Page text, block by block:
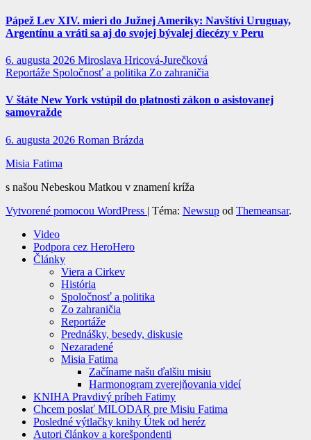
Pápež Lev XIV. mieri do Južnej Ameriky: Navštívi Uruguay,
Argentínu a vráti sa aj do svojej bývalej diecézy v Peru
6. augusta 2026 Miroslava Hricová-Jurečková
Reportáže Spoločnosť a politika Zo zahraničia
V štáte New York vstúpil do platnosti zákon o asistovanej
samovražde
6. augusta 2026 Roman Brázda
Misia Fatima
s našou Nebeskou Matkou v znamení kríža
Vytvorené pomocou WordPress | Téma: Newsup od Themeansar.
Video
Podpora cez HeroHero
Články
Viera a Cirkev
História
Spoločnosť a politika
Zo zahraničia
Reportáže
Prednášky, besedy, diskusie
Nezaradené
Misia Fatima
Začíname našu ďalšiu misiu
Harmonogram zverejňovania videí
KNIHA Pravdivý príbeh Fatimy
Chcem poslať MILODAR pre Misiu Fatima
Posledné výtlačky knihy Útek od heréz
Autori článkov a korešpondenti